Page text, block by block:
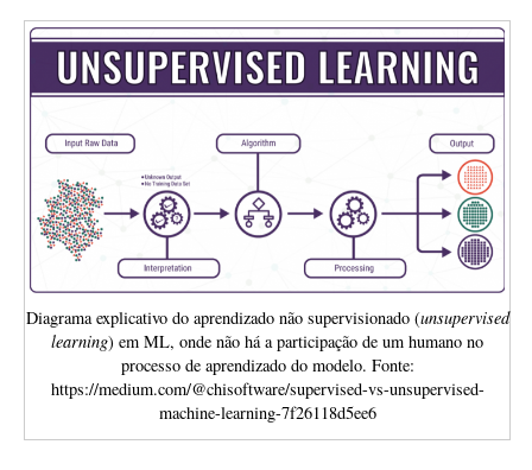
Diagrama explicativo do aprendizado não supervisionado (unsupervised
learning) em ML, onde não há a participação de um humano no
processo de aprendizado do modelo. Fonte:
https://medium.com/@chisoftware/supervised-vs-unsupervised-
machine-learning-7f26118d5ee6